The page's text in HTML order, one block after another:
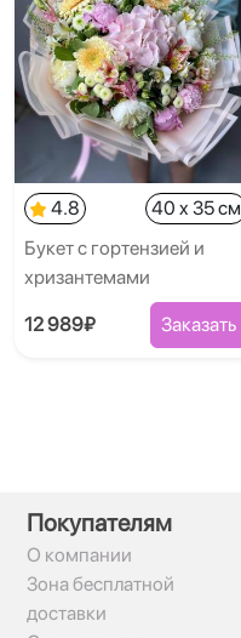
4.8
40 x 35 см
Букет с гортензией и
хризантемами
12 989₽ Заказать
Покупателям
О компании
Зона бесплатной
доставки